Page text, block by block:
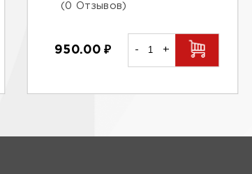
(0 Отзывов)
950.00₽ - +